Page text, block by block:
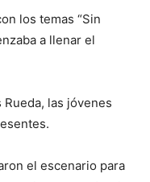
los temas “Sin
a llenar el
las jóvenes
el escenario para